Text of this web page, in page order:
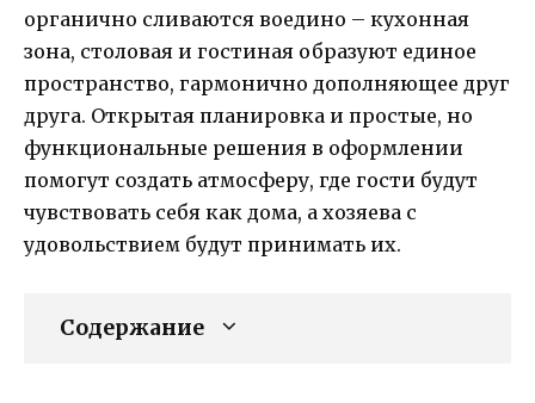
органично сливаются воедино – кухонная
зона, столовая и гостиная образуют единое
пространство, гармонично дополняющее друг
друга. Открытая планировка и простые, но
функциональные решения в оформлении
помогут создать атмосферу, где гости будут
чувствовать себя как дома, а хозяева с
удовольствием будут принимать их.
Содержание